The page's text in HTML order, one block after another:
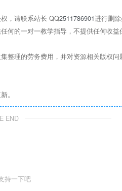
，请联系站长 QQ2511786901进行删除
何的一对一教学指导，不提供任何收
整理的劳务费用，并对资源相关版权
。
END
持一下吧